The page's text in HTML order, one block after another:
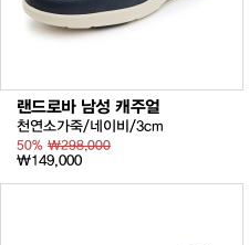
랜드로바 남성 캐주얼
천연소가죽/네이비/3cm
50% ₩298,000
₩149,000